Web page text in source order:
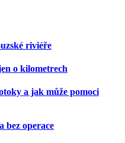
riviéře
o kilometrech
a jak může pomoci
bez operace